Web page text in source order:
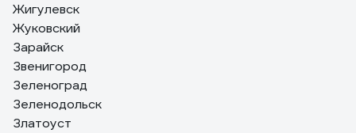
Жигулевск
Жуковский
Зарайск
Звенигород
Зеленоград
Зеленодольск
Златоуст